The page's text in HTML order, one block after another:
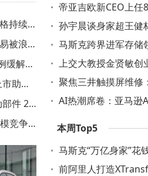
持续
被浪
缓解算
助力
件 20
竞争
型未来
帝亚吉欧新CEO上任
场仍待破局
孙宇晨谈身家超王健
思聪旧怨
马斯克跨界进军存储
投资168亿总投1190亿
上交大教授金贤敏创
势冲击IPO
聚焦三井触摸屏维修
略AI热潮席卷：亚马逊
本周Top5
马斯克“万亿身家”花
头 火星移民成“烧钱”大
前阿里人打造